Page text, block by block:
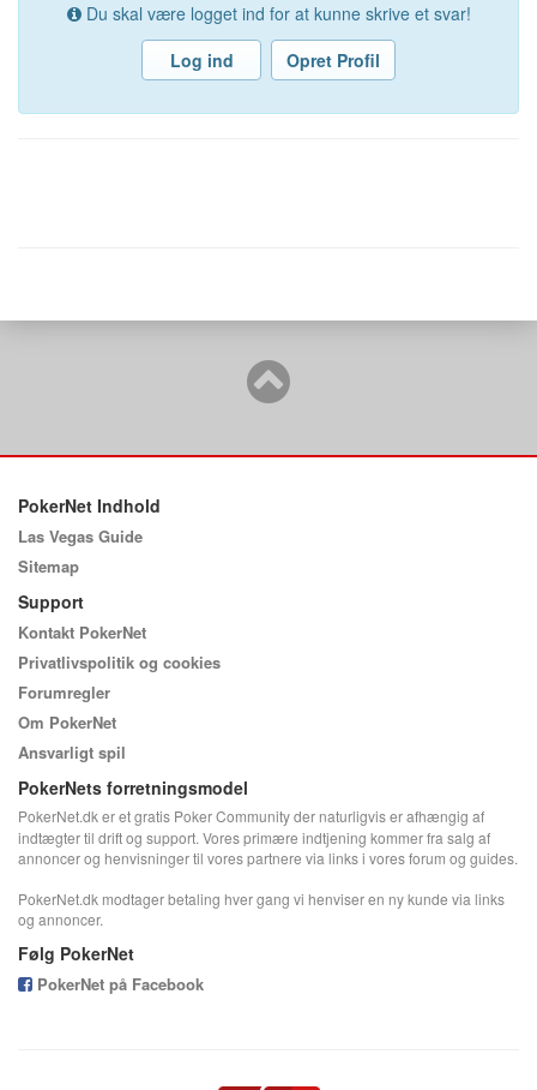
Du skal være logget ind for at kunne skrive et svar!
Log ind
Opret Profil
PokerNet Indhold
Las Vegas Guide
Sitemap
Support
Kontakt PokerNet
Privatlivspolitik og cookies
Forumregler
Om PokerNet
Ansvarligt spil
PokerNets forretningsmodel
PokerNet.dk er et gratis Poker Community der naturligvis er afhængig af
indtægter til drift og support. Vores primære indtjening kommer fra salg af
annoncer og henvisninger til vores partnere via links i vores forum og guides.
PokerNet.dk modtager betaling hver gang vi henviser en ny kunde via links
og annoncer.
Følg PokerNet
PokerNet på Facebook